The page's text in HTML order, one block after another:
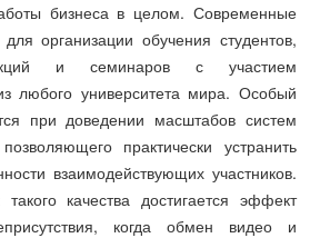
бизнеса в целом. Современные
организации обучения студентов,
и семинаров с участием
любого университета мира. Особый
при доведении масштабов систем
практически устранить
взаимодействующих участников.
качества достигается эффект
когда обмен видео и